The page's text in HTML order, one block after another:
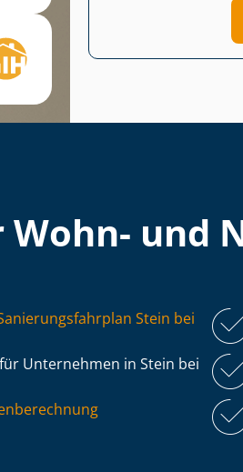
und
Stein bei
für Unternehmen in Stein bei